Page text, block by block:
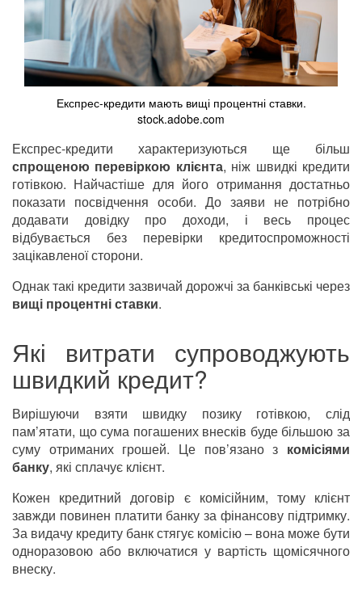
Експрес-кредити мають вищі процентні ставки.
stock.adobe.com
Експрес-кредити характеризуються ще більш
спрощеною перевіркою клієнта, ніж швидкі кредити
готівкою. Найчастіше для його отримання достатньо
показати посвідчення особи. До заяви не потрібно
додавати довідку про доходи, і весь процес
відбувається без перевірки кредитоспроможності
зацікавленої сторони.
Однак такі кредити зазвичай дорожчі за банківські через
вищі процентні ставки.
Які витрати супроводжують
швидкий кредит?
Вирішуючи взяти швидку позику готівкою, слід
пам’ятати, що сума погашених внесків буде більшою за
суму отриманих грошей. Це пов’язано з комісіями
банку, які сплачує клієнт.
Кожен кредитний договір є комісійним, тому клієнт
завжди повинен платити банку за фінансову підтримку.
За видачу кредиту банк стягує комісію – вона може бути
одноразовою або включатися у вартість щомісячного
внеску.